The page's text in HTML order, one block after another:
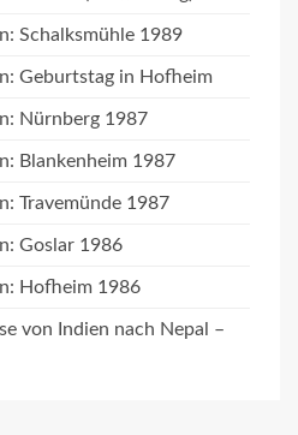
Schalksmühle 1989
Geburtstag in Hofheim
Nürnberg 1987
Blankenheim 1987
Travemünde 1987
Goslar 1986
Hofheim 1986
von Indien nach Nepal –